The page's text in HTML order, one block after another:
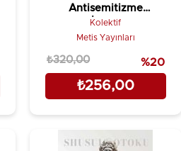
Antisemitizme
Hem İstismarına
Karşı
Kolektif
Metis Yayınları
₺256,00
₺320,00 %20